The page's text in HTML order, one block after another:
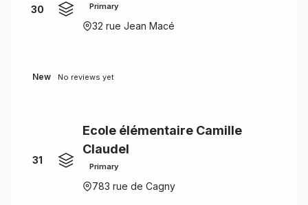
30 Primary
32 rue Jean Macé
New No reviews yet
31
Ecole élémentaire Camille
Claudel
Primary
783 rue de Cagny